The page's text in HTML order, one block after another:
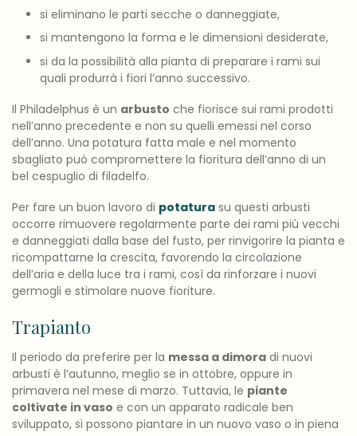
si eliminano le parti secche o danneggiate,
si mantengono la forma e le dimensioni desiderate,
si da la possibilità alla pianta di preparare i rami sui
quali produrrà i fiori l’anno successivo.
Il Philadelphus è un arbusto che fiorisce sui rami prodotti
nell’anno precedente e non su quelli emessi nel corso
dell’anno. Una potatura fatta male e nel momento
sbagliato può compromettere la fioritura dell’anno di un
bel cespuglio di filadelfo.
Per fare un buon lavoro di potatura su questi arbusti
occorre rimuovere regolarmente parte dei rami più vecchi
e danneggiati dalla base del fusto, per rinvigorire la pianta e
ricompattarne la crescita, favorendo la circolazione
dell’aria e della luce tra i rami, così da rinforzare i nuovi
germogli e stimolare nuove fioriture.
Trapianto
Il periodo da preferire per la messa a dimora di nuovi
arbusti è l’autunno, meglio se in ottobre, oppure in
primavera nel mese di marzo. Tuttavia, le piante
coltivate in vaso e con un apparato radicale ben
sviluppato, si possono piantare in un nuovo vaso o in piena